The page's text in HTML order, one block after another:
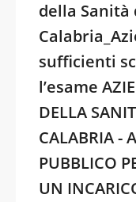
della Sanità
sufficienti
l’esame
DELLA
CALABRIA -
PUBBLICO
UN